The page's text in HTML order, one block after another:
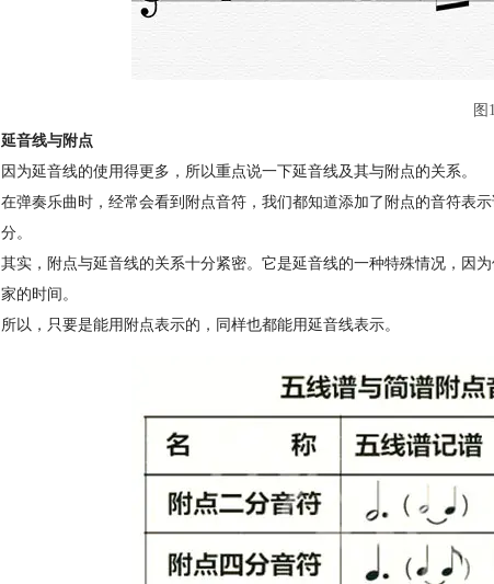
图
延音线与附点
因为延音线的使用得更多，所以重点说一下延音线及其与附点的关系。
在弹奏乐曲时，经常会看到附点音符，我们都知道添加了附点的音符表
分。
其实，附点与延音线的关系十分紧密。它是延音线的一种特殊情况，因
家的时间。
所以，只要是能用附点表示的，同样也都能用延音线表示。